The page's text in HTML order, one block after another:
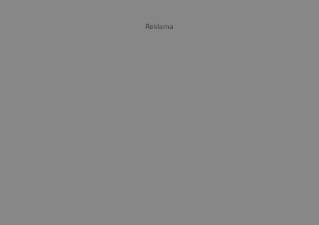
Reklama